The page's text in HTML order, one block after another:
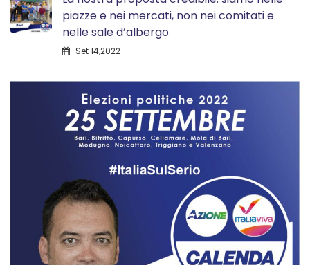
piazze e nei mercati, non nei comitati e
nelle sale d’albergo
Set 14,2022